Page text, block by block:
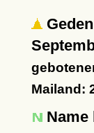
Mailand:
Name